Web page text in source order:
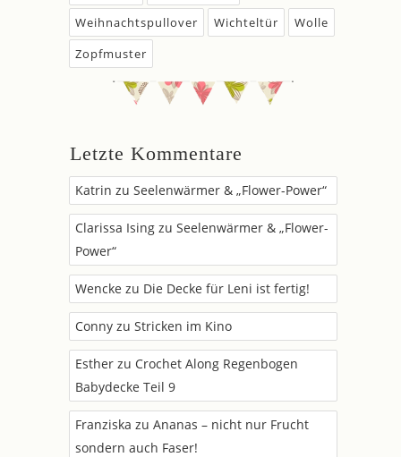
Weihnachtspullover
Wichteltür
Wolle
Zopfmuster
Letzte Kommentare
Katrin zu Seelenwärmer & „Flower-Power“
Clarissa Ising zu Seelenwärmer & „Flower-
Power“
Wencke zu Die Decke für Leni ist fertig!
Conny zu Stricken im Kino
Esther zu Crochet Along Regenbogen
Babydecke Teil 9
Franziska zu Ananas – nicht nur Frucht
sondern auch Faser!